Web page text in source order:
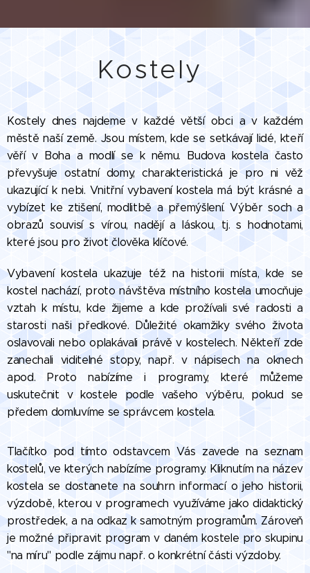
Kostely
Kostely dnes najdeme v každé větší obci a v každém
městě naší země. Jsou místem, kde se setkávají lidé, kteří
věří v Boha a modlí se k němu. Budova kostela často
převyšuje ostatní domy, charakteristická je pro ni věž
ukazující k nebi. Vnitřní vybavení kostela má být krásné a
vybízet ke ztišení, modlitbě a přemýšlení. Výběr soch a
obrazů souvisí s vírou, nadějí a láskou, tj. s hodnotami,
které jsou pro život člověka klíčové.
Vybavení kostela ukazuje též na historii místa, kde se
kostel nachází, proto návštěva místního kostela umocňuje
vztah k místu, kde žijeme a kde prožívali své radosti a
starosti naši předkové. Důležité okamžiky svého života
oslavovali nebo oplakávali právě v kostelech. Někteří zde
zanechali viditelné stopy, např. v nápisech na oknech
apod. Proto nabízíme i programy, které můžeme
uskutečnit v kostele podle vašeho výběru, pokud se
předem domluvíme se správcem kostela.
Tlačítko pod tímto odstavcem Vás zavede na seznam
kostelů, ve kterých nabízíme programy. Kliknutím na název
kostela se dostanete na souhrn informací o jeho historii,
výzdobě, kterou v programech využíváme jako didaktický
prostředek, a na odkaz k samotným programům. Zároveň
je možné připravit program v daném kostele pro skupinu
"na míru" podle zájmu např. o konkrétní části výzdoby.